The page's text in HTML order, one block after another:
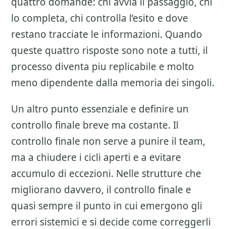
lo completa, chi controlla l’esito e dove
restano tracciate le informazioni. Quando
queste quattro risposte sono note a tutti, il
processo diventa piu replicabile e molto
meno dipendente dalla memoria dei singoli.
Un altro punto essenziale e definire un
controllo finale breve ma costante. Il
controllo finale non serve a punire il team,
ma a chiudere i cicli aperti e a evitare
accumulo di eccezioni. Nelle strutture che
migliorano davvero, il controllo finale e
quasi sempre il punto in cui emergono gli
errori sistemici e si decide come correggerli